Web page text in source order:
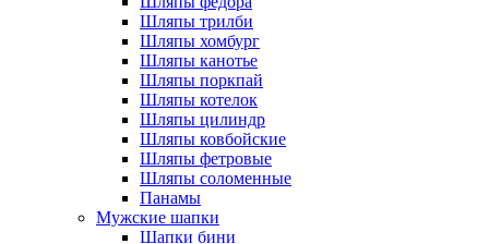
Шляпы трилби
Шляпы хомбург
Шляпы канотье
Шляпы поркпай
Шляпы котелок
Шляпы цилиндр
Шляпы ковбойские
Шляпы фетровые
Шляпы соломенные
Панамы
Мужские шапки
Шапки бини